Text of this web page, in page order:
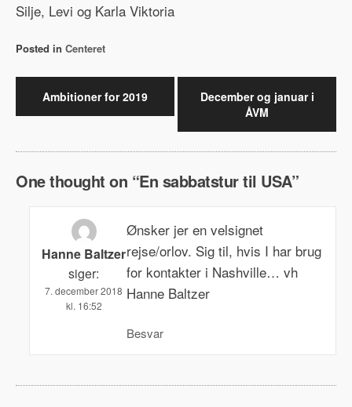
Silje, Levi og Karla Viktoria
Posted in Centeret
Indlægsnavigation
Ambitioner for 2019
December og januar i
ÅVM
One thought on “En sabbatstur til USA”
Hanne Baltzer
siger:
7. december 2018
kl. 16:52
Ønsker jer en velsignet
rejse/orlov. Sig til, hvis I har brug
for kontakter i Nashville… vh
Hanne Baltzer
Besvar